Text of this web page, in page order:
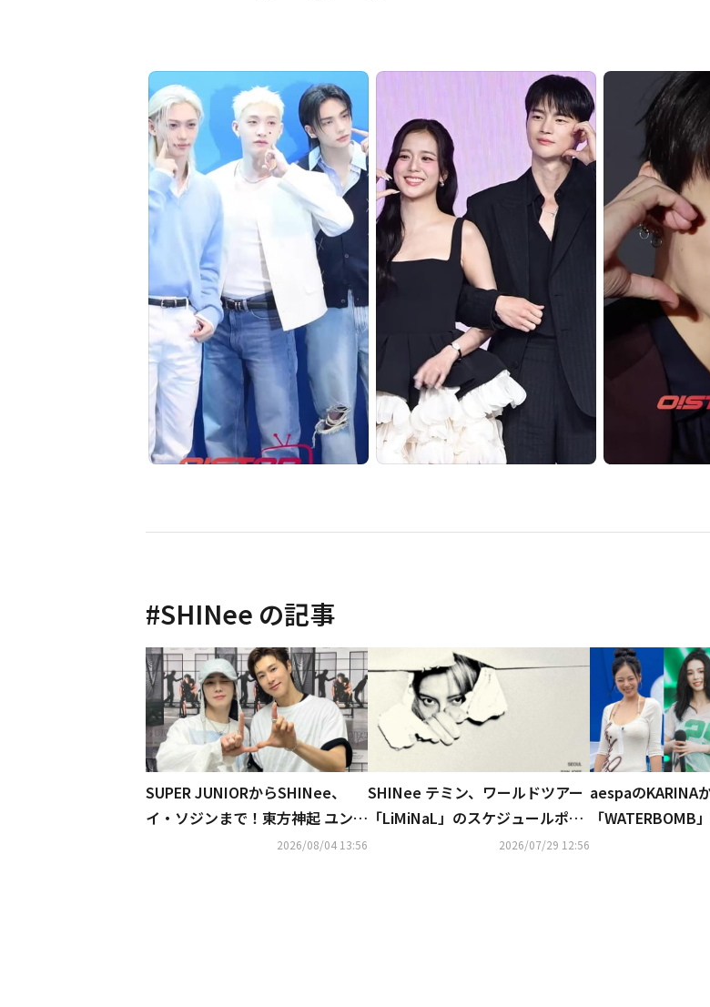
#SHINee の記事
SUPER JUNIORからSHINee、
イ・ソジンまで！東方神起 ユンホ
の初ソロコンサートに豪華芸能人
2026/08/04 13:56
SHINee テミン、ワールドツアー
「LiMiNaL」のスケジュールポス
2026/07/29 12:56
aespaのKARINA
「WATERBOMB
ビキニ＆上半身